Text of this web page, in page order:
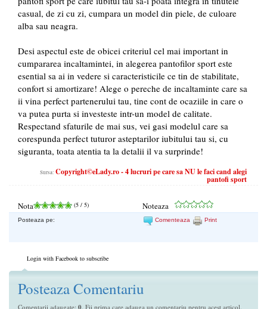
casual, de zi cu zi, cumpara un model din piele, de culoare
alba sau neagra.
Desi aspectul este de obicei criteriul cel mai important in
cumpararea incaltamintei, in alegerea pantofilor sport este
esential sa ai in vedere si caracteristicile ce tin de stabilitate,
confort si amortizare! Alege o pereche de incaltaminte care sa
ii vina perfect partenerului tau, tine cont de ocaziile in care o
va putea purta si investeste intr-un model de calitate.
Respectand sfaturile de mai sus, vei gasi modelul care sa
corespunda perfect tuturor asteptarilor iubitului tau si, cu
siguranta, toata atentia ta la detalii il va surprinde!
Sursa: Copyright©eLady.ro - 4 lucruri pe care sa NU le faci cand alegi
pantofi sport
Nota (5 / 5) Noteaza
Posteaza pe: Comenteaza Print
Login with Facebook to subscribe
Posteaza Comentariu
Comentarii adaugate: . Fii prima care adauga un comentariu pentru acest articol.